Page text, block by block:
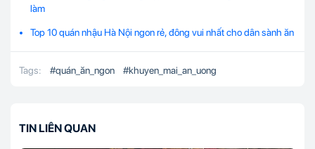
làm
Top 10 quán nhậu Hà Nội ngon rẻ, đông vui nhất cho dân sành ăn
Tags: #quán_ăn_ngon #khuyen_mai_an_uong
TIN LIÊN QUAN